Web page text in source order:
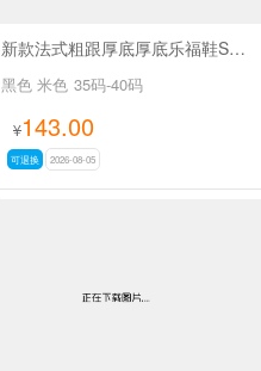
新款法式粗跟厚底厚底乐福鞋SA3079
黑色 米色 35码-40码
¥143.00
可退换 2026-08-05